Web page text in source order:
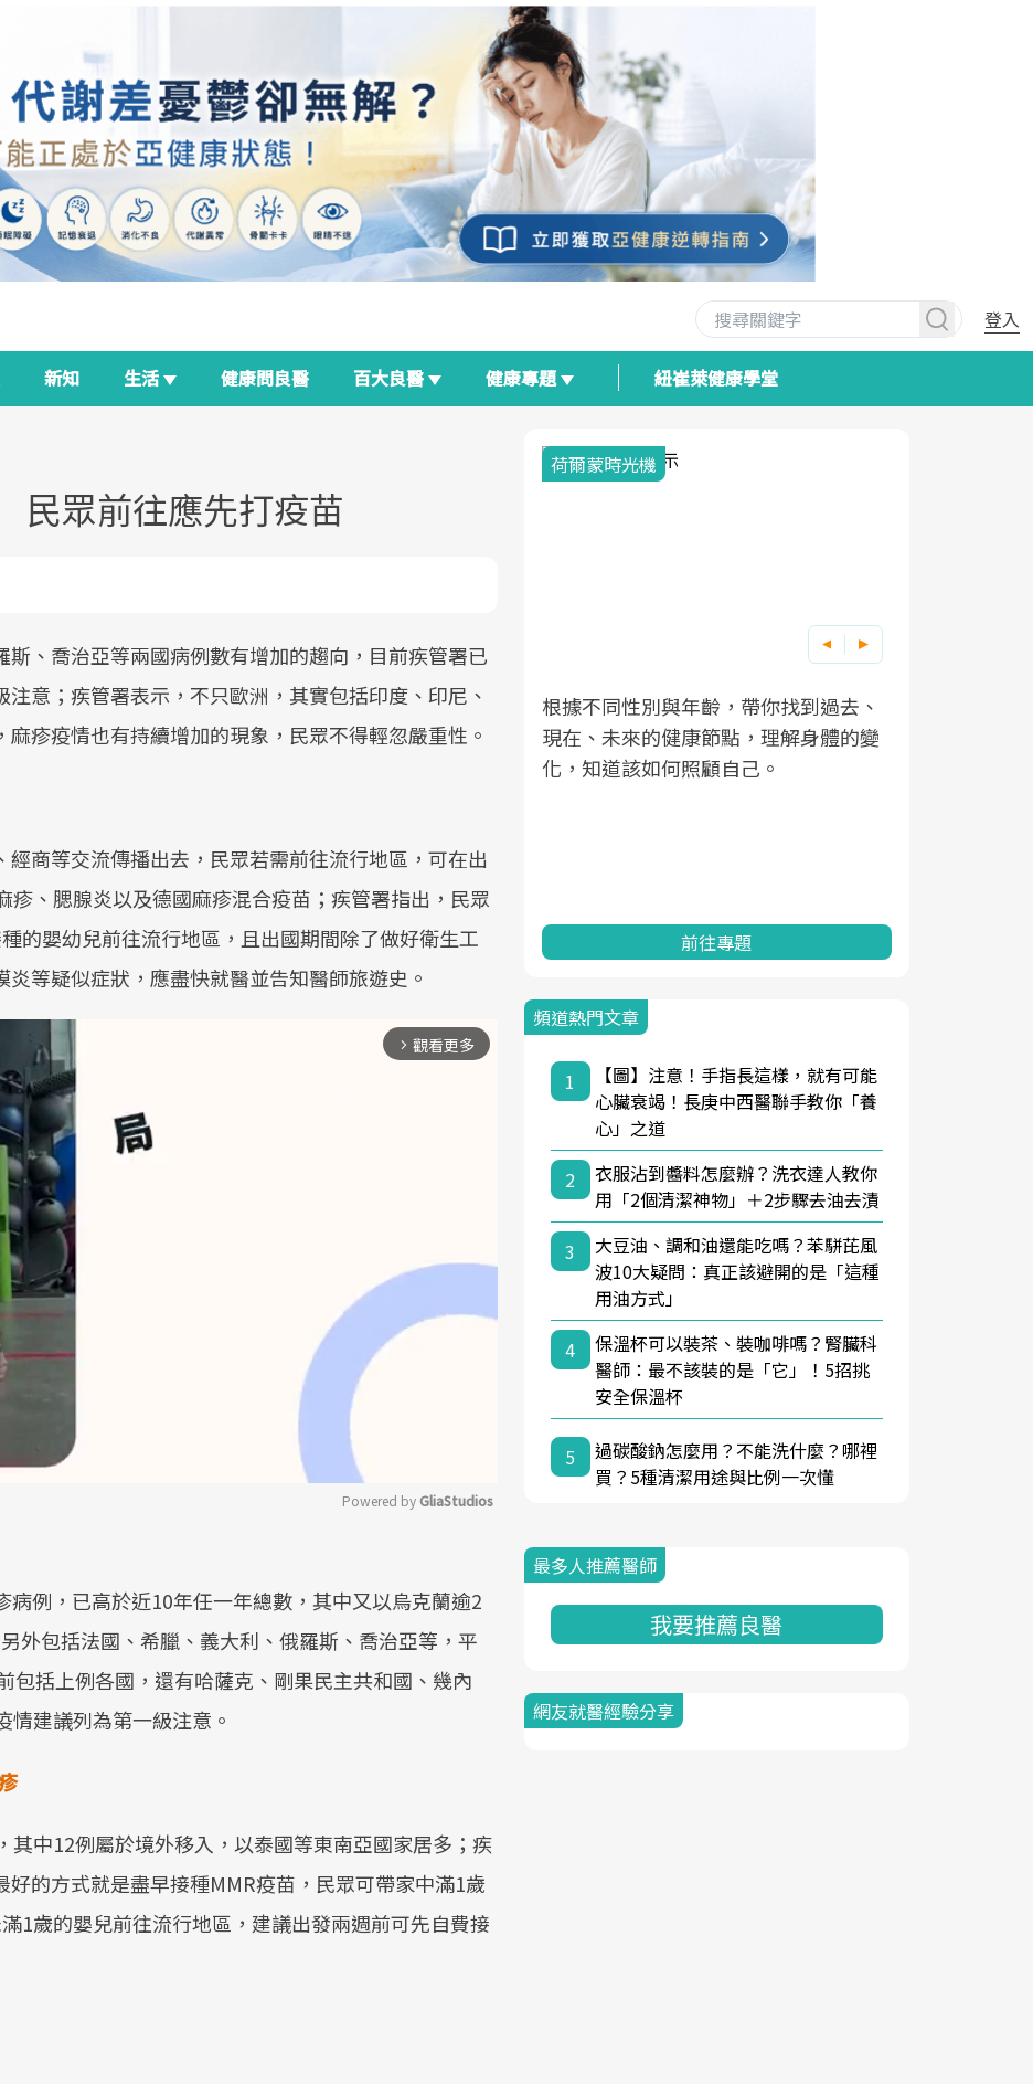
登入
新知 生活 健康問良醫 百大良醫 健康專題 紐崔萊健康學堂
眾前往應先打疫苗
、喬治亞等兩國病例數有增加的趨向，目前疾管署已
意；疾管署表示，不只歐洲，其實包括印度、印尼、
疹疫情也有持續增加的現象，民眾不得輕忽嚴重性。
商等交流傳播出去，民眾若需前往流行地區，可在出
疹、腮腺炎以及德國麻疹混合疫苗；疾管署指出，民眾
的嬰幼兒前往流行地區，且出國期間除了做好衛生工
等疑似症狀，應盡快就醫並告知醫師旅遊史。
arrow_forward_ios 觀看更多
Powered by GliaStudios
例，已高於近10年任一年總數，其中又以烏克蘭逾2
外包括法國、希臘、義大利、俄羅斯、喬治亞等，平
包括上例各國，還有哈薩克、剛果民主共和國、幾內
建議列為第一級注意。
其中12例屬於境外移入，以泰國等東南亞國家居多；疾
的方式就是盡早接種MMR疫苗，民眾可帶家中滿1歲
1歲的嬰兒前往流行地區，建議出發兩週前可先自費接
面對超高齡社會的浪潮，台灣正在快速
邁向「健康照護」的新時代。隨著國家
療院所的服務，更是民眾了解自身健康
狀況、啟動健康管理的重要起點。
前往專題
2025年，就到良醫生活祭體驗「一站式
健康新生活」，從講座、體驗到運動，
前往專題
良醫健康網從「換季的身體變化」出
發，透過醫學觀點與日常感受的對話，
前往專題
荷爾蒙時光機
根據不同性別與年齡，帶你找到過去、
現在、未來的健康節點，理解身體的變
化，知道該如何照顧自己。
前往專題
頻道熱門文章
1
【圖】注意！手指長這樣，就有可能
心臟衰竭！長庚中西醫聯手教你「養
心」之道
2
衣服沾到醬料怎麼辦？洗衣達人教你
用「2個清潔神物」＋2步驟去油去漬
3
大豆油、調和油還能吃嗎？苯駢芘風
波10大疑問：真正該避開的是「這種
用油方式」
4
保溫杯可以裝茶、裝咖啡嗎？腎臟科
醫師：最不該裝的是「它」！5招挑
安全保溫杯
5
過碳酸鈉怎麼用？不能洗什麼？哪裡
買？5種清潔用途與比例一次懂
最多人推薦醫師
我要推薦良醫
網友就醫經驗分享